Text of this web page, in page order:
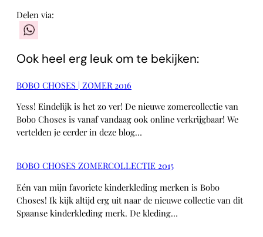
Delen via:
Ook heel erg leuk om te bekijken:
BOBO CHOSES | ZOMER 2016
Yess! Eindelijk is het zo ver! De nieuwe zomercollectie van
Bobo Choses is vanaf vandaag ook online verkrijgbaar! We
vertelden je eerder in deze blog…
BOBO CHOSES ZOMERCOLLECTIE 2015
Eén van mijn favoriete kinderkleding merken is Bobo
Choses! Ik kijk altijd erg uit naar de nieuwe collectie van dit
Spaanse kinderkleding merk. De kleding…